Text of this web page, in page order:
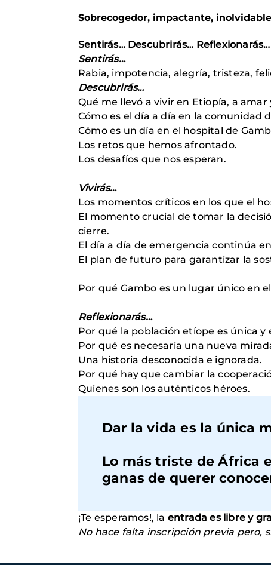
Sobrecogedor, impactante,
Sentirás… Descubrirás… Reflexionarás…
Sentirás…
Rabia, impotencia, alegría, tristeza,
Descubrirás…
Qué me llevó a vivir en Etiopía, a
Cómo es el día a día en la comunidad
Cómo es un día en el hospital de
Los retos que hemos afrontado.
Los desafíos que nos esperan.
Vivirás…
Los momentos críticos en los que el
El momento crucial de tomar la
cierre.
El día a día de emergencia continúa
El plan de futuro para garantizar la
Por qué Gambo es un lugar único en
Reflexionarás…
Por qué la población etíope es única y
Por qué es necesaria una nueva
Una historia desconocida e ignorada.
Por qué hay que cambiar la
Quienes son los auténticos héroes.
Dar la vida es la única
Lo más triste de África
ganas de querer
¡Te esperamos!, la entrada es libre y
No hace falta inscripción previa pero,